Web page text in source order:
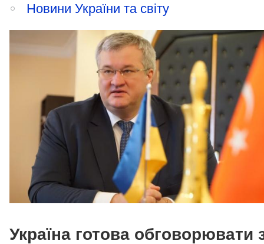
Новини України та світу
Україна готова обговорювати